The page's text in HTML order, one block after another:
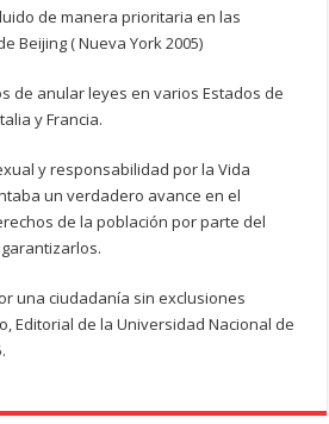
de manera prioritaria en las
Beijing ( Nueva York 2005)
de anular leyes en varios Estados de
y Francia.
y responsabilidad por la Vida
un verdadero avance en el
de la población por parte del
una ciudadanía sin exclusiones
Editorial de la Universidad Nacional de